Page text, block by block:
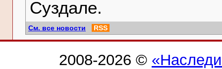
Суздале.
См. все новости RSS
2008-2026 ©